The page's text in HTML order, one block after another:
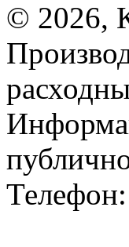
© 2026,
Телефон: